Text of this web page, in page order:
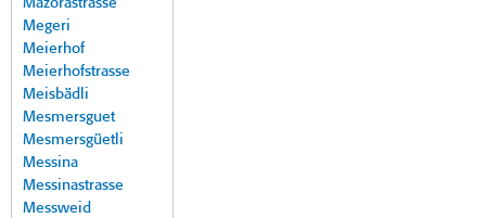
Mazorastrasse
Megeri
Meierhof
Meierhofstrasse
Meisbädli
Mesmersguet
Mesmersgüetli
Messina
Messinastrasse
Messweid